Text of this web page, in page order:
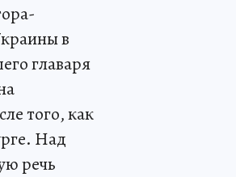
в
главаря
того, как
Над
речь